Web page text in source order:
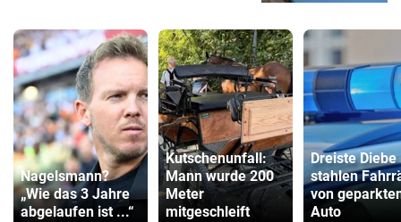
Nagelsmann?
„Wie das 3 Jahre
abgelaufen ist ...“
Kutschenunfall:
Mann wurde 200
Meter
mitgeschleift
Dreiste Diebe
stahlen
von
Auto